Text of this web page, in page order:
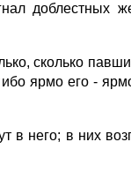
доблестных
сколько
ибо ярмо его -
в него; в них